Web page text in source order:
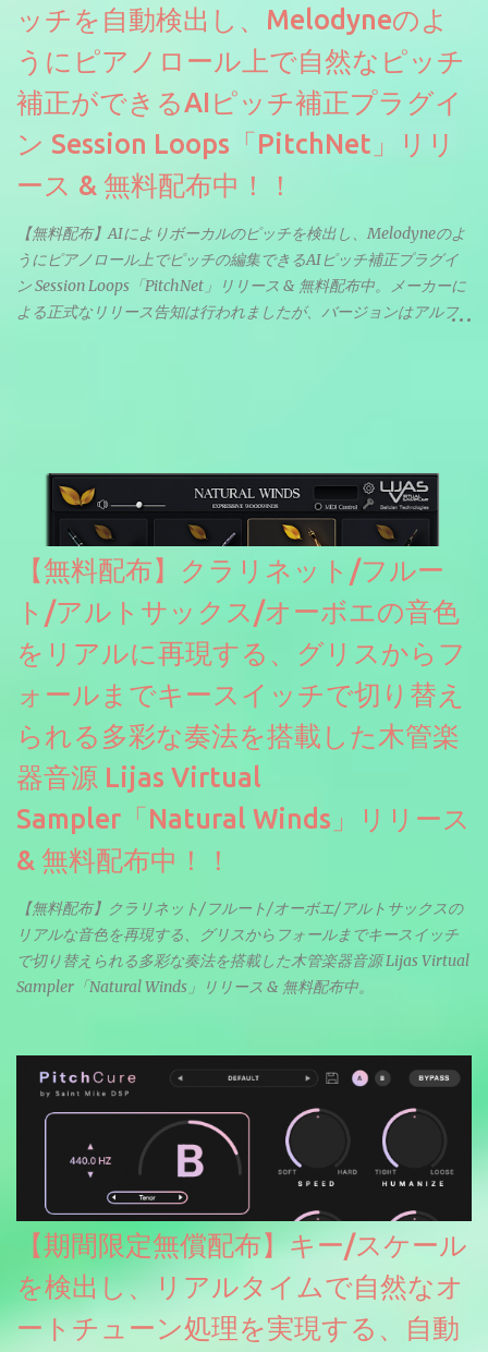
ッチを自動検出し、Melodyneのよ
うにピアノロール上で自然なピッチ
補正ができるAIピッチ補正プラグイ
ン Session Loops「PitchNet」リリ
ース & 無料配布中！！
【無料配布】AIによりボーカルのピッチを検出し、Melodyneのよ
うにピアノロール上でピッチの編集できるAIピッチ補正プラグイ
ン Session Loops「PitchNet」リリース & 無料配布中。メーカーに
よる正式なリリース告知は行われましたが、バージョンはアルフ
ソースを元に設計・改良した製品のようです。
【無料配布】クラリネット/フルー
ト/アルトサックス/オーボエの音色
をリアルに再現する、グリスからフ
ォールまでキースイッチで切り替え
られる多彩な奏法を搭載した木管楽
器音源 Lijas Virtual
Sampler「Natural Winds」リリース
& 無料配布中！！
【無料配布】クラリネット/フルート/オーボエ/アルトサックスの
リアルな音色を再現する、グリスからフォールまでキースイッチ
で切り替えられる多彩な奏法を搭載した木管楽器音源 Lijas Virtual
Sampler「Natural Winds」リリース & 無料配布中。
【期間限定無償配布】キー/スケール
を検出し、リアルタイムで自然なオ
ートチューン処理を実現する、自動